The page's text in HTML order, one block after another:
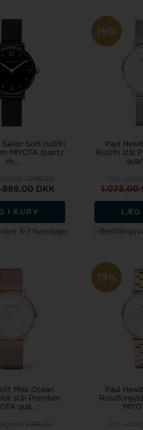
Sailor Sort rustfri
MIYOTA quartz
m...
889,00 DKK
I KURV
3-7 hverdage
19%
Paul
Rustfri stål
1.075,00
LÆG
Miss Ocean
stål Premium
qua...
19%
Paul